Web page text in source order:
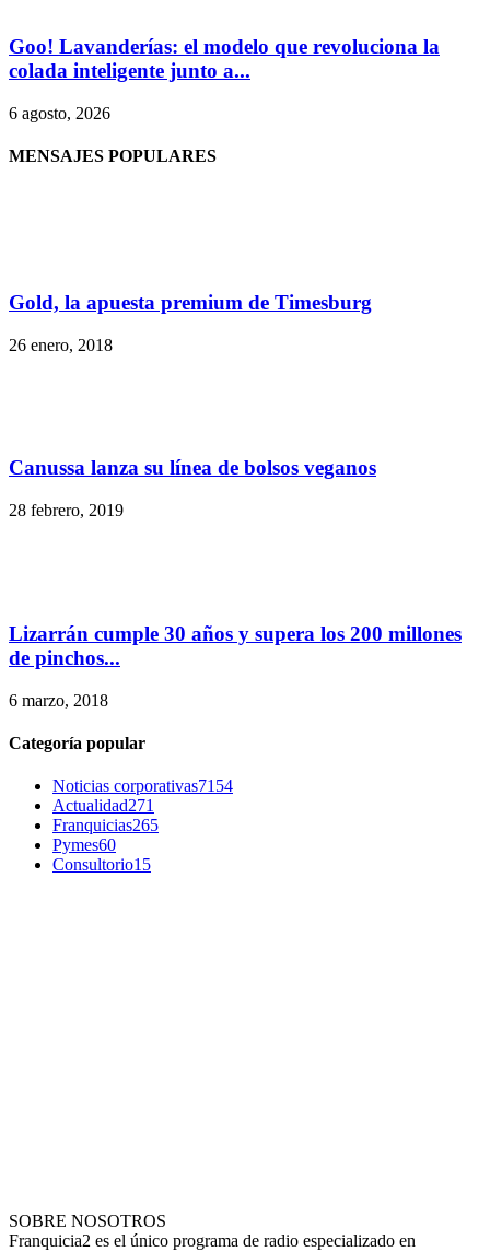
Goo! Lavanderías: el modelo que revoluciona la
colada inteligente junto a...
6 agosto, 2026
MENSAJES POPULARES
Gold, la apuesta premium de Timesburg
26 enero, 2018
Canussa lanza su línea de bolsos veganos
28 febrero, 2019
Lizarrán cumple 30 años y supera los 200 millones
de pinchos...
6 marzo, 2018
Categoría popular
Noticias corporativas7154
Actualidad271
Franquicias265
Pymes60
Consultorio15
SOBRE NOSOTROS
Franquicia2 es el único programa de radio especializado en